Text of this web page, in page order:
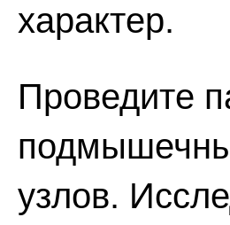
характер.
Проведите
узлов.